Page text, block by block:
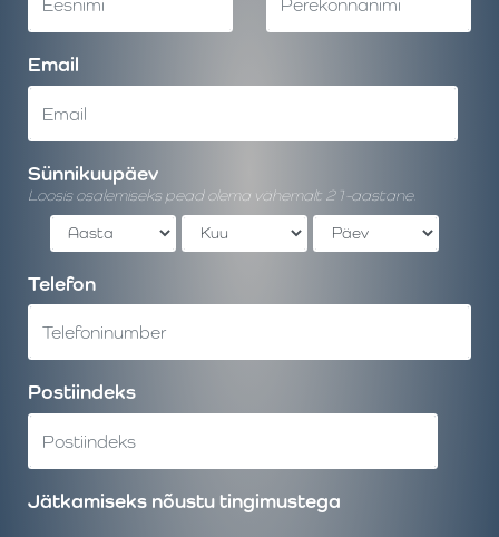
Email
Sünnikuupäev
Loosis osalemiseks pead olema vähemalt 21-aastane.
Telefon
Postiindeks
Jätkamiseks nõustu tingimustega